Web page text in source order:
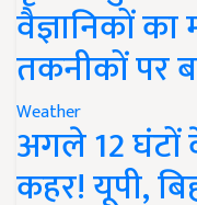
वैज्ञानिकों
तकनीकों पर
Weather
अगले 12 घंटों
कहर! यूपी,